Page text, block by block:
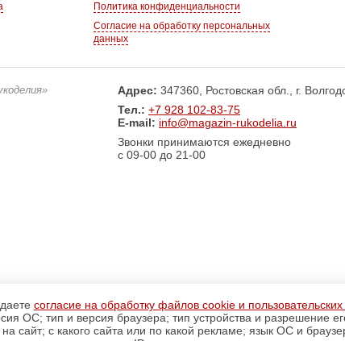
Политика конфиденциальности
Согласие на обработку персональных
данных
Адрес: 347360, Ростовская обл., г.
Тел.: +7 928 102-83-75
E-mail: info@magazin-rukodelia.ru
Звонки принимаются ежедневно
с 09-00 до 21-00
согласие на обработку файлов cookie и
ОС; тип и версия браузера; тип устройства и разрешение
сайт; с какого сайта или по какой рекламе; язык ОС и